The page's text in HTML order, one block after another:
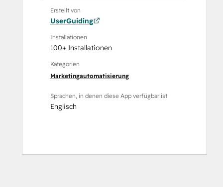
Erstellt von
UserGuiding
Installationen
100+ Installationen
Kategorien
Marketingautomatisierung
Sprachen, in denen diese App verfügbar ist
Englisch